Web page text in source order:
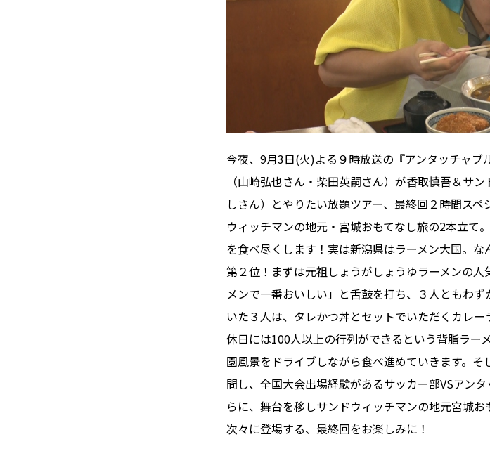
今夜、9月3日(火)よる９時放送の『アンタッチャブ
（山崎弘也さん・柴田英嗣さん）が香取慎吾＆サ
しさん）とやりたい放題ツアー、最終回２時間ス
ウィッチマンの地元・宮城おもてなし旅の2本立て
を食べ尽くします！実は新潟県はラーメン大国。
第２位！まずは元祖しょうがしょうゆラーメンの
メンで一番おいしい」と舌鼓を打ち、３人ともわ
いた３人は、タレかつ丼とセットでいただくカレー
休日には100人以上の行列ができるという背脂ラー
園風景をドライブしながら食べ進めていきます。
問し、全国大会出場経験があるサッカー部VSアン
らに、舞台を移しサンドウィッチマンの地元宮城
次々に登場する、最終回をお楽しみに！